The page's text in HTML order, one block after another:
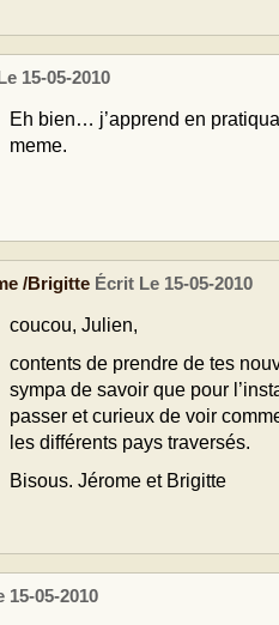
15-05-2010
Eh bien… j’apprend en
meme.
/Brigitte Écrit Le 15-05-2010
coucou, Julien,
contents de prendre de tes
sympa de savoir que pour
passer et curieux de voir
les différents pays traversés.
Bisous. Jérome et Brigitte
15-05-2010